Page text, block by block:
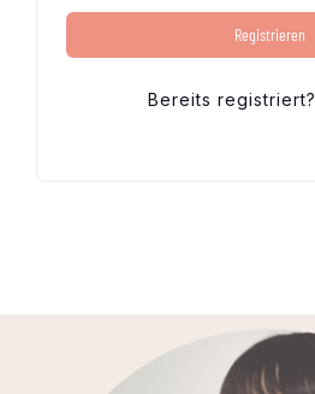
Registrieren
Bereits registriert?